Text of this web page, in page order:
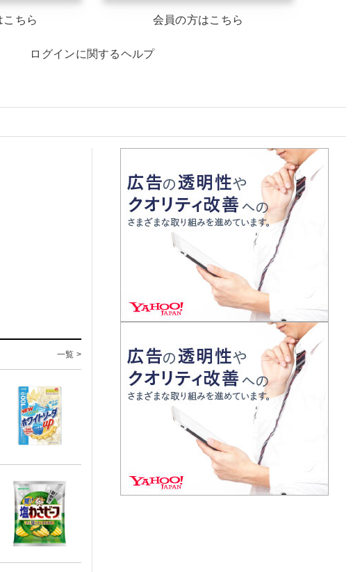
こちら 会員の方はこちら
ログインに関するヘルプ
一覧 >